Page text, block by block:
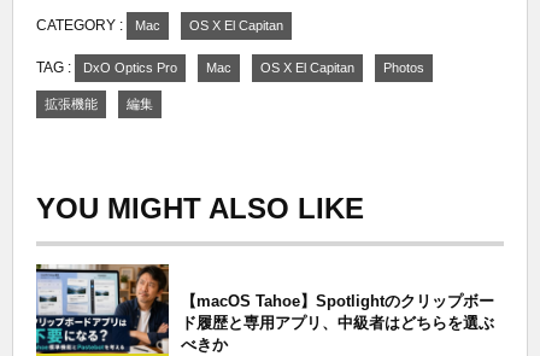
CATEGORY : Mac OS X El Capitan
TAG : DxO Optics Pro Mac OS X El Capitan Photos
拡張機能 編集
YOU MIGHT ALSO LIKE
【macOS Tahoe】Spotlightのクリップボー
ド履歴と専用アプリ、中級者はどちらを選ぶ
べきか